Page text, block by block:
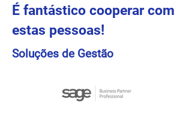
É fantástico cooperar com
estas pessoas!
Soluções de Gestão